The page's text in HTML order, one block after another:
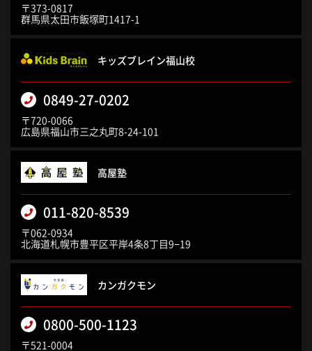
〒373-0817
群馬県太田市飯塚町1417-1
キッズブレイン福山校
0849-27-0202
〒720-0066
広島県福山市三之丸町8-24-101
高屋塾
011-820-8539
〒062-0934
北海道札幌市豊平区平岸4条8丁目9−19
カンガクモン
0800-500-1123
〒521-0004